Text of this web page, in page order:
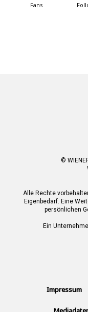
Fans
©
Alle Rechte
Eigenbedarf. Eine
persönlichen
Ein
Impressum